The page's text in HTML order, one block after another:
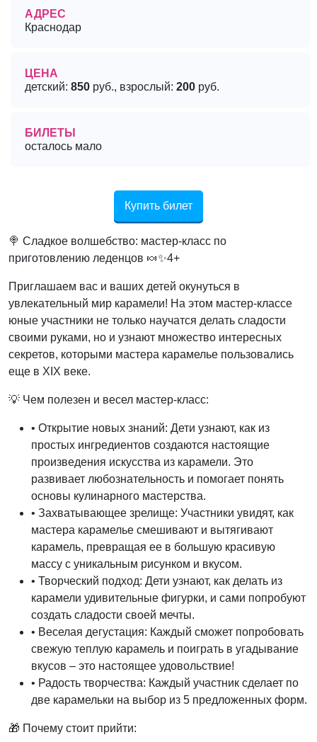
АДРЕС
Краснодар
ЦЕНА
детский: 850 руб., взрослый: 200 руб.
БИЛЕТЫ
осталось мало
Купить билет
🍭 Сладкое волшебство: мастер-класс по
приготовлению леденцов 🍬✨4+
Приглашаем вас и ваших детей окунуться в
увлекательный мир карамели! На этом мастер-классе
юные участники не только научатся делать сладости
своими руками, но и узнают множество интересных
секретов, которыми мастера карамелье пользовались
еще в XIX веке.
💡 Чем полезен и весел мастер-класс:
• Открытие новых знаний: Дети узнают, как из
простых ингредиентов создаются настоящие
произведения искусства из карамели. Это
развивает любознательность и помогает понять
основы кулинарного мастерства.
• Захватывающее зрелище: Участники увидят, как
мастера карамелье смешивают и вытягивают
карамель, превращая ее в большую красивую
массу с уникальным рисунком и вкусом.
• Творческий подход: Дети узнают, как делать из
карамели удивительные фигурки, и сами попробуют
создать сладости своей мечты.
• Веселая дегустация: Каждый сможет попробовать
свежую теплую карамель и поиграть в угадывание
вкусов – это настоящее удовольствие!
• Радость творчества: Каждый участник сделает по
две карамельки на выбор из 5 предложенных форм.
🎁 Почему стоит прийти: